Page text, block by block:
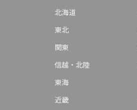
北海道
東北
関東
信越・北陸
東海
近畿